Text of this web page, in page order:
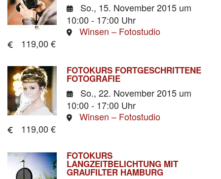
So., 15. November 2015 um
10:00 - 17:00 Uhr
Winsen – Fotostudio
119,00 €
FOTOKURS FORTGESCHRITTENE
FOTOGRAFIE
So., 22. November 2015 um
10:00 - 17:00 Uhr
Winsen – Fotostudio
119,00 €
FOTOKURS
LANGZEITBELICHTUNG MIT
GRAUFILTER HAMBURG